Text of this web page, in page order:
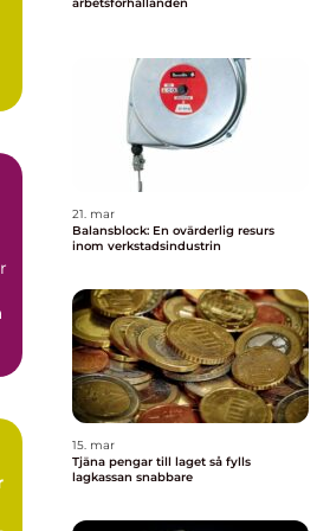
21. mar
Balansblock: En ovärderlig resurs
inom verkstadsindustrin
15. mar
Tjäna pengar till laget så fylls
lagkassan snabbare